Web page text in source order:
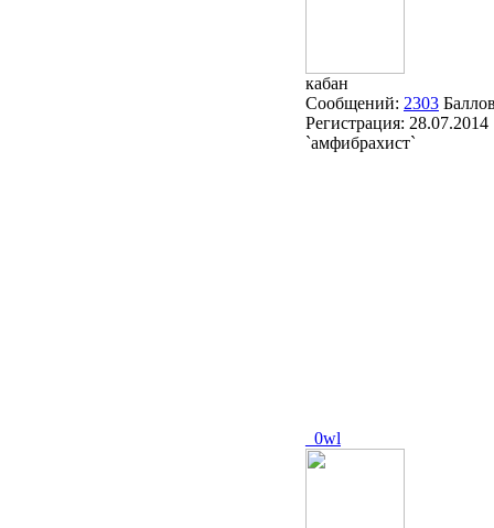
кабан
Сообщений: 2303
Регистрация: 28.07.2014
`амфибрахист`
_0wl